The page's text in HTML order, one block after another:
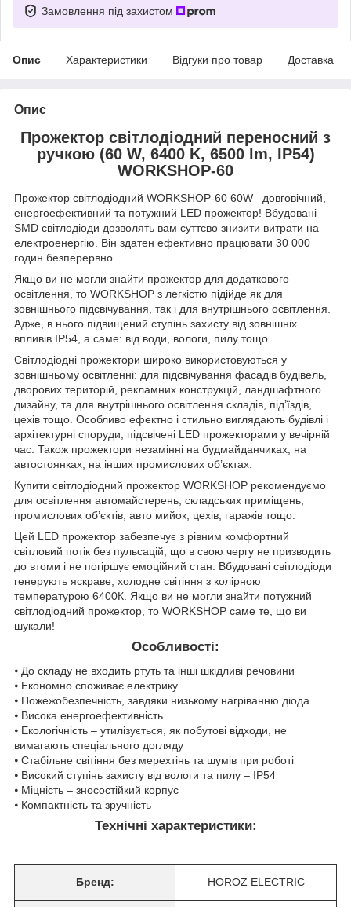
Замовлення під захистом
Опис Характеристики Відгуки про товар Доставка
Опис
Прожектор світлодіодний переносний з
ручкою (60 W, 6400 K, 6500 lm, IP54)
WORKSHOP-60
Прожектор світлодіодний WORKSHOP-60 60W– довговічний,
енергоефективний та потужний LED прожектор! Вбудовані
SMD світлодіоди дозволять вам суттєво знизити витрати на
електроенергію. Він здатен ефективно працювати 30 000
годин безперервно.
Якщо ви не могли знайти прожектор для додаткового
освітлення, то WORKSHOP з легкістю підійде як для
зовнішнього підсвічування, так і для внутрішнього освітлення.
Адже, в нього підвищений ступінь захисту від зовнішніх
впливів IP54, а саме: від води, вологи, пилу тощо.
Світлодіодні прожектори широко використовуються у
зовнішньому освітленні: для підсвічування фасадів будівель,
дворових територій, рекламних конструкцій, ландшафтного
дизайну, та для внутрішнього освітлення складів, під’їздів,
цехів тощо. Особливо ефектно і стильно виглядають будівлі і
архітектурні споруди, підсвічені LED прожекторами у вечірній
час. Також прожектори незамінні на будмайданчиках, на
автостоянках, на інших промислових об’єктах.
Купити світлодіодний прожектор WORKSHOP рекомендуємо
для освітлення автомайстерень, складських приміщень,
промислових об’єктів, авто мийок, цехів, гаражів тощо.
Цей LED прожектор забезпечує з рівним комфортний
світловий потік без пульсацій, що в свою чергу не призводить
до втоми і не погіршує емоційний стан. Вбудовані світлодіоди
генерують яскраве, холодне світіння з колірною
температурою 6400К. Якщо ви не могли знайти потужний
світлодіодний прожектор, то WORKSHOP саме те, що ви
шукали!
Особливості:
⦁ До складу не входить ртуть та інші шкідливі речовини
⦁ Економно споживає електрику
⦁ Пожежобезпечність, завдяки низькому нагріванню діода
⦁ Висока енергоефективність
⦁ Екологічність – утилізується, як побутові відходи, не
вимагають спеціального догляду
⦁ Стабільне світіння без мерехтінь та шумів при роботі
⦁ Високий ступінь захисту від вологи та пилу – ІР54
⦁ Міцність – зносостійкий корпус
⦁ Компактність та зручність
Технічні характеристики:
Бренд: HOROZ ELECTRIC